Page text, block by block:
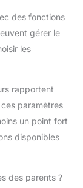
XL
faciles
le
de
une
des fonctions
gérer le
les
rapportent
paramètres
un point fort
disponibles
des parents ?